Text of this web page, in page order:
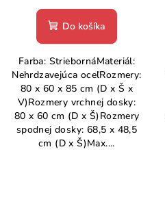
Do košíka
Farba: StriebornáMateriál:
Nehrdzavejúca oceľRozmery:
80 x 60 x 85 cm (D x Š x
V)Rozmery vrchnej dosky:
80 x 60 cm (D x Š)Rozmery
spodnej dosky: 68,5 x 48,5
cm (D x Š)Max....